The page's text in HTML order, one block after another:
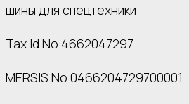
шины для спецтехники
Tax Id No 4662047297
MERSIS No 0466204729700001